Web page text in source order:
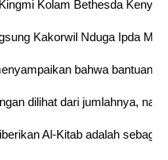
Kolam Bethesda
Kakorwil Nduga Ipda
bahwa bantuan
dilihat dari jumlahnya,
Al-Kitab adalah